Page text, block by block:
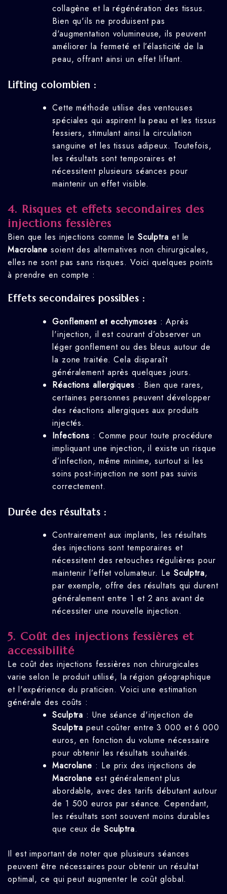
collagène et la régénération des tissus.
Bien qu'ils ne produisent pas
d'augmentation volumineuse, ils peuvent
améliorer la fermeté et l’élasticité de la
peau, offrant ainsi un effet liftant.
Lifting colombien :
Cette méthode utilise des ventouses
spéciales qui aspirent la peau et les tissus
fessiers, stimulant ainsi la circulation
sanguine et les tissus adipeux. Toutefois,
les résultats sont temporaires et
nécessitent plusieurs séances pour
maintenir un effet visible.
4. Risques et effets secondaires des
injections fessières
Bien que les injections comme le Sculptra et le
Macrolane soient des alternatives non chirurgicales,
elles ne sont pas sans risques. Voici quelques points
à prendre en compte :
Effets secondaires possibles :
Gonflement et ecchymoses : Après
l'injection, il est courant d’observer un
léger gonflement ou des bleus autour de
la zone traitée. Cela disparaît
généralement après quelques jours.
Réactions allergiques : Bien que rares,
certaines personnes peuvent développer
des réactions allergiques aux produits
injectés.
Infections : Comme pour toute procédure
impliquant une injection, il existe un risque
d’infection, même minime, surtout si les
soins post-injection ne sont pas suivis
correctement.
Durée des résultats :
Contrairement aux implants, les résultats
des injections sont temporaires et
nécessitent des retouches régulières pour
maintenir l’effet volumateur. Le Sculptra,
par exemple, offre des résultats qui durent
généralement entre 1 et 2 ans avant de
nécessiter une nouvelle injection.
5. Coût des injections fessières et
accessibilité
Le coût des injections fessières non chirurgicales
varie selon le produit utilisé, la région géographique
et l'expérience du praticien. Voici une estimation
générale des coûts :
Sculptra : Une séance d'injection de
Sculptra peut coûter entre 3 000 et 6 000
euros, en fonction du volume nécessaire
pour obtenir les résultats souhaités.
Macrolane : Le prix des injections de
Macrolane est généralement plus
abordable, avec des tarifs débutant autour
de 1 500 euros par séance. Cependant,
les résultats sont souvent moins durables
que ceux de Sculptra.
Il est important de noter que plusieurs séances
peuvent être nécessaires pour obtenir un résultat
optimal, ce qui peut augmenter le coût global.